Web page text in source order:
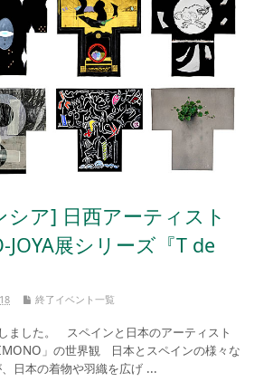
シア] 日西アーティスト
展シリーズ『T de
終了イベント一覧
ました。 スペインと日本のアーティスト
」の世界観 日本とスペインの様々な
日本の着物や羽織を広げ ...